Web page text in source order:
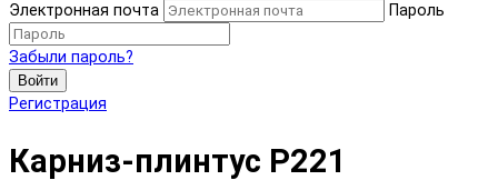
Электронная почта
Пароль
Забыли пароль?
Войти
Регистрация
Карниз-плинтус P221